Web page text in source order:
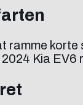
ramme
Kia EV6